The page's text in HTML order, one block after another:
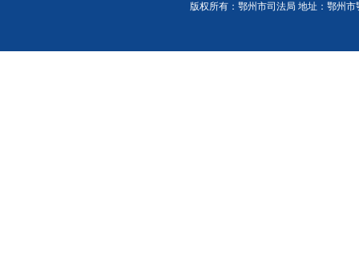
版权所有：鄂州市司法局 地址：鄂州